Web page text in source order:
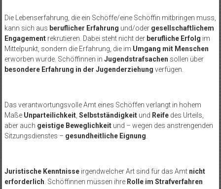
Die Lebenserfahrung, die ein Schöffe/eine Schöffin mitbringen muss,
kann sich aus beruflicher Erfahrung und/oder gesellschaftlichem
Engagementrekrutieren. Dabei steht nicht der berufliche Erfolg im
Mittelpunkt, sondern die Erfahrung, die im Umgang mit Menschen
erworben wurde. Schöffinnen in Jugendstrafsachen sollen über
besondere Erfahrung in der Jugenderziehung verfügen.
Das verantwortungsvolle Amt eines Schöffen verlangt in hohem
Maße Unparteilichkeit, Selbstständigkeit und Reifedes Urteils,
aber auch geistige Beweglichkeitund – wegen des anstrengenden
Sitzungsdienstes – gesundheitliche Eignung
Juristische Kenntnisseirgendwelcher Art sind für das Amt nicht
erforderlich . Schöffinnen müssen ihre Rolle im Strafverfahren